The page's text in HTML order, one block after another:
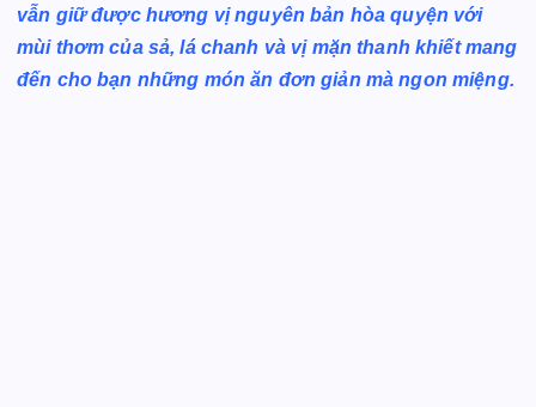
vẫn giữ được hương vị nguyên bản hòa quyện với
mùi thơm của sả, lá chanh và vị mặn thanh khiết mang
đến cho bạn những món ăn đơn giản mà ngon miệng.